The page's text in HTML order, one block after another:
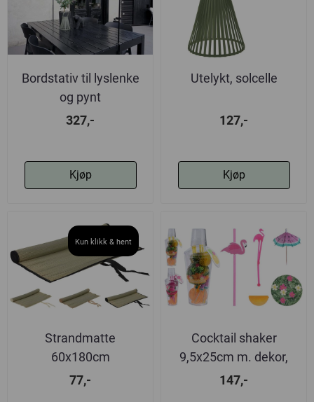
Bordstativ til lyslenke
og pynt
327,-
Kjøp
Utelykt, solcelle
127,-
Kjøp
Kun klikk & hent
Strandmatte
60x180cm
77,-
Cocktail shaker
9,5x25cm m. dekor,
tropisk tema
147,-